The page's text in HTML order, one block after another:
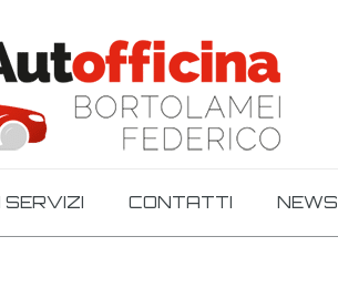
SERVIZI CONTATTI NEWS